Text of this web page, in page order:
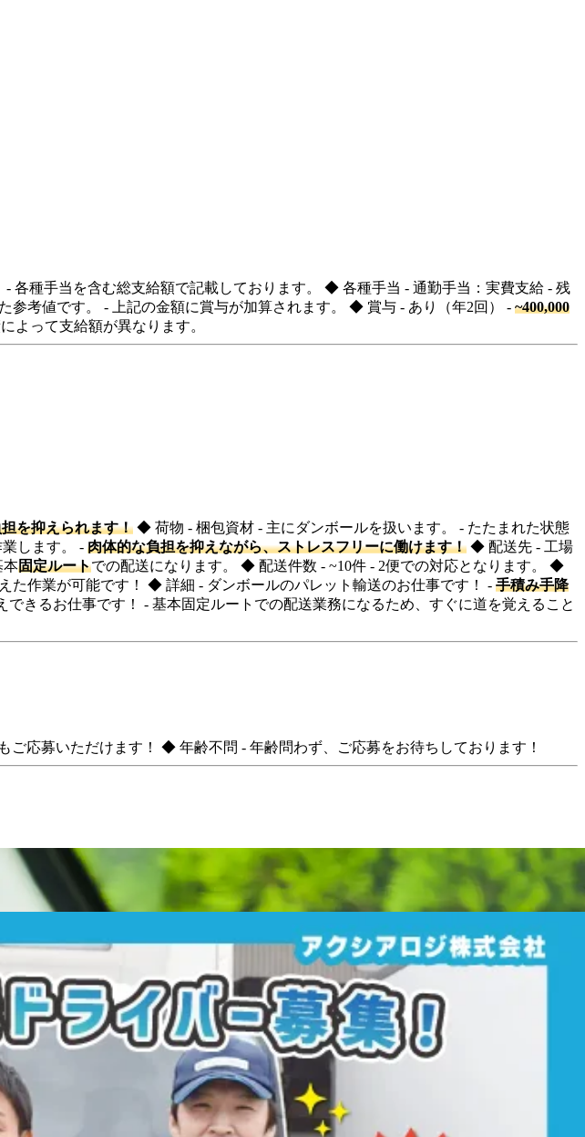
種手当を含む総支給額で記載しております。 ◆ 各種手当 - 通勤手当：実費支給 - 残
参考値です。 - 上記の金額に賞与が加算されます。 ◆ 賞与 - あり（年2回） - ~400,000
よって支給額が異なります。
を抑えられます！ ◆ 荷物 - 梱包資材 - 主にダンボールを扱います。 - たたまれた状態
します。 - 肉体的な負担を抑えながら、ストレスフリーに働けます！ ◆ 配送先 - 工場
本固定ルートでの配送になります。 ◆ 配送件数 - ~10件 - 2便での対応となります。 ◆
た作業が可能です！ ◆ 詳細 - ダンボールのパレット輸送のお仕事です！ - 手積み手降
きるお仕事です！ - 基本固定ルートでの配送業務になるため、すぐに道を覚えること
応募いただけます！ ◆ 年齢不問 - 年齢問わず、ご応募をお待ちしております！
間程度となっております。 - しっかりと休憩を取りながら、無理なく安全に運行い
積み - センターからダンボールを積み込みます。 - 準備ができたら配送開始！ ◆
います。 ◆ 17:00：帰社 - 配送が終わり次第帰社します。 - 事務作業等を終えたら本日
乗研修で、実践的に仕事を学べます！ ドライバー経験がない方も安心して就業いた
アップ体制が整っております！- 分からないこと、不安なことがあれば気軽にご相談